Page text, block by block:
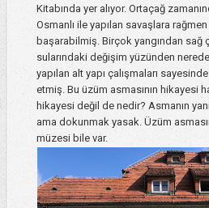
Kitabında yer alıyor. Ortaçağ
Osmanlı ile yapılan savaşlara
başarabilmiş. Birçok yangından sağ
sularındaki değişim yüzünden
yapılan alt yapı çalışmaları
etmiş. Bu üzüm asmasının hikayesi
hikayesi değil de nedir? Asmanın
ama dokunmak yasak. Üzüm
müzesi bile var.